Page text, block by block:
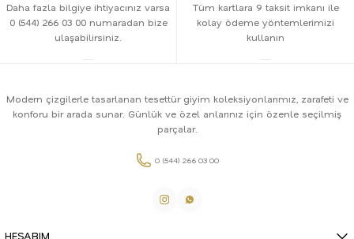
Daha fazla bilgiye ihtiyacınız varsa
0 (544) 266 03 00 numaradan bize
ulaşabilirsiniz.
Tüm kartlara 9 taksit imkanı ile
kolay ödeme yöntemlerimizi
kullanın
Modern çizgilerle tasarlanan tesettür giyim koleksiyonlarımız, zarafeti ve
konforu bir arada sunar. Günlük ve özel anlarınız için özenle seçilmiş
parçalar.
0 (544) 266 03 00
HESABIM